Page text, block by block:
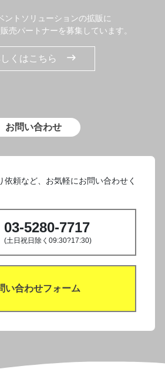
ントソリューションの拡販に
売パートナーを募集しています。
くはこちら
お問い合わせ
依頼など、お気軽にお問い合わせく
03-5280-7717
(土日祝日除く09:30?17:30)
い合わせフォーム